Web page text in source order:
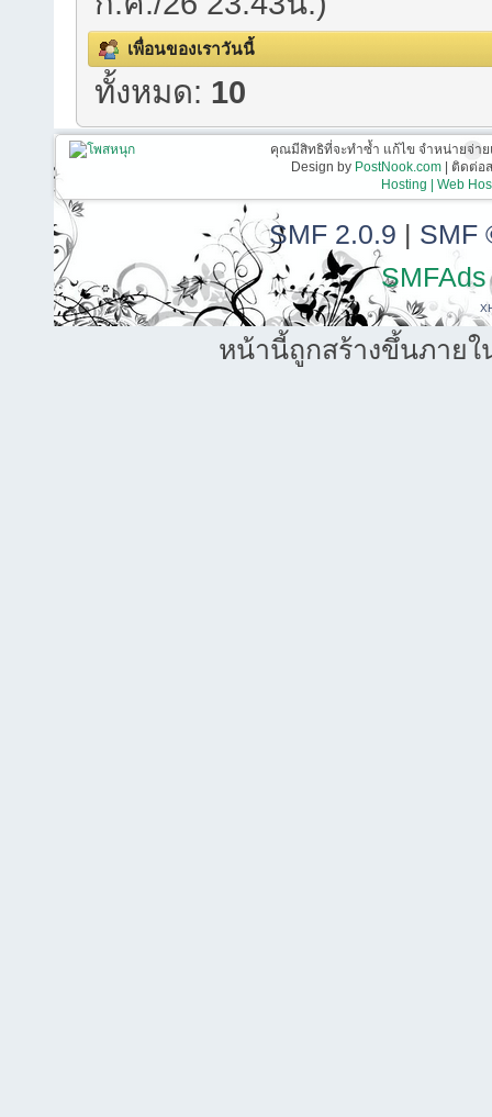
เพื่อนของเราวันนี้
ทั้งหมด: 10
คุณมีสิทธิที่จะทำซ้ำ แก้ไข จำหน่ายจ่า
Design by PostNook.com| ติดต่อส
Hosting | Web
SMF 2.0.9 | SMF
SMFAds
หน้านี้ถูกสร้างขึ้นภายใ